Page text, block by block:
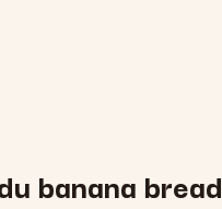
banana bread